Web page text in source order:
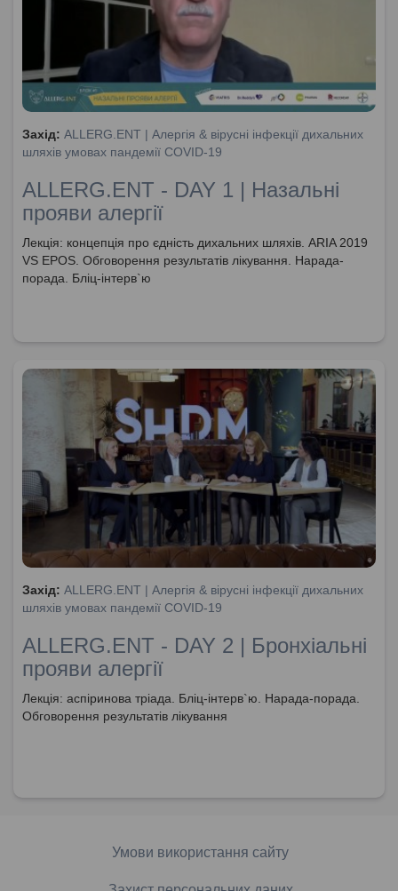
Захід: ALLERG.ENT | Алергія & вірусні інфекції дихальних
шляхів умовах пандемії COVID-19
ALLERG.ENT - DAY 1 | Назальні
прояви алергії
Лекція: концепція про єдність дихальних шляхів. ARIA 2019
VS EPOS. Обговорення результатів лікування. Нарада-
порада. Бліц-інтерв`ю
Захід: ALLERG.ENT | Алергія & вірусні інфекції дихальних
шляхів умовах пандемії COVID-19
ALLERG.ENT - DAY 2 | Бронхіальні
прояви алергії
Лекція: аспіринова тріада. Бліц-інтерв`ю. Нарада-порада.
Обговорення результатів лікування
Умови використання сайту